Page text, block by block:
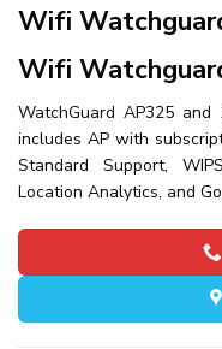
Wifi
Wifi
WatchGuard AP325
includes AP with
Standard Support,
Location Analytics, and